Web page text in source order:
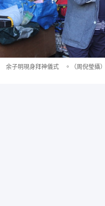
余子明現身拜神儀式 。（周倪瑩攝）